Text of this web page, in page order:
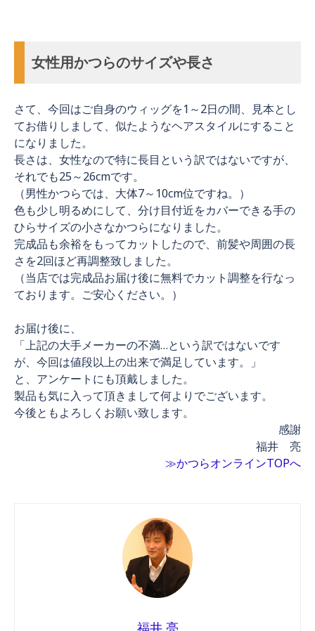
女性用かつらのサイズや長さ
さて、今回はご自身のウィッグを1～2日の間、見本とし
てお借りしまして、似たようなヘアスタイルにすること
になりました。
長さは、女性なので特に長目という訳ではないですが、
それでも25～26cmです。
（男性かつらでは、大体7～10cm位ですね。）
色も少し明るめにして、分け目付近をカバーできる手の
ひらサイズの小さなかつらになりました。
完成品も余裕をもってカットしたので、前髪や周囲の長
さを2回ほど再調整致しました。
（当店では完成品お届け後に無料でカット調整を行なっ
ております。ご安心ください。）
お届け後に、
「上記の大手メーカーの不満…という訳ではないです
が、今回は値段以上の出来で満足しています。」
と、アンケートにも頂戴しました。
製品も気に入って頂きまして何よりでございます。
今後ともよろしくお願い致します。
感謝
福井 亮
≫かつらオンラインTOPへ